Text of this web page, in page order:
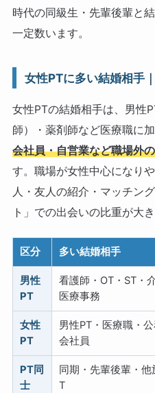
時代の同級生・先輩後輩と
一定数います。
女性PTに多い結婚相手
女性PTの結婚相手は、男性
師）・薬剤師など医療職に加
会社員・自営業など職場外
す。職場が女性中心になり
人・友人の紹介・マッチン
ト」での出会いの比重が大
区分 多い結婚相手
男性
PT
看護師・OT・ST・
医療事務
女性
PT
男性PT・医療職・公
会社員
PT同
士
同期・先輩後輩・他
T